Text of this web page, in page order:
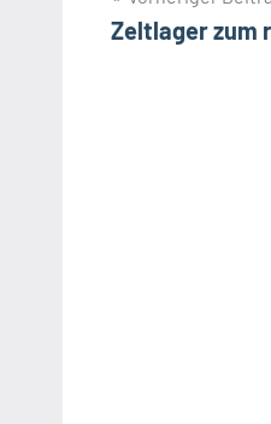
Zeltlager zum